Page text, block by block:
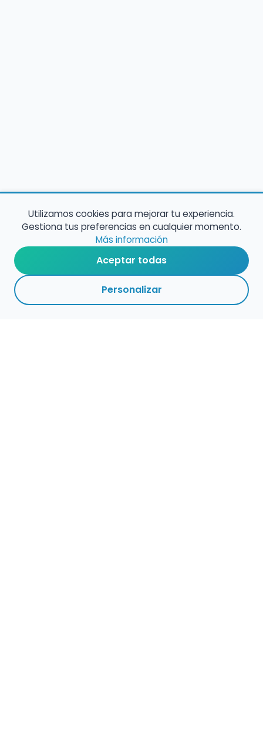
Utilizamos cookies para mejorar tu experiencia.
Gestiona tus preferencias en cualquier momento.
Más información
Aceptar todas
Personalizar